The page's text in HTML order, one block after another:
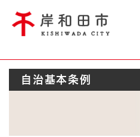
Foreign language
防災・緊急情報
自治基本条例